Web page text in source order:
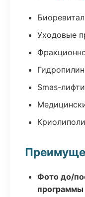
Уходовые
Smas-
Фото до/
программы